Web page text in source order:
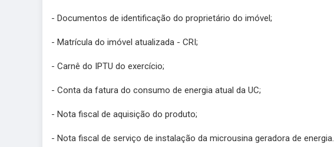
- Documentos de identificação do proprietário do imóvel;
- Matrícula do imóvel atualizada - CRI;
- Carnê do IPTU do exercício;
- Conta da fatura do consumo de energia atual da UC;
- Nota fiscal de aquisição do produto;
- Nota fiscal de serviço de instalação da microusina geradora de energia.